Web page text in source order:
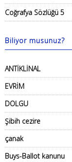
Coğrafya Sözlüğü 5
Biliyor musunuz?
ANTİKLİNAL
EVRİM
DOLGU
Şibih cezire
çanak
Buys-Ballot kanunu